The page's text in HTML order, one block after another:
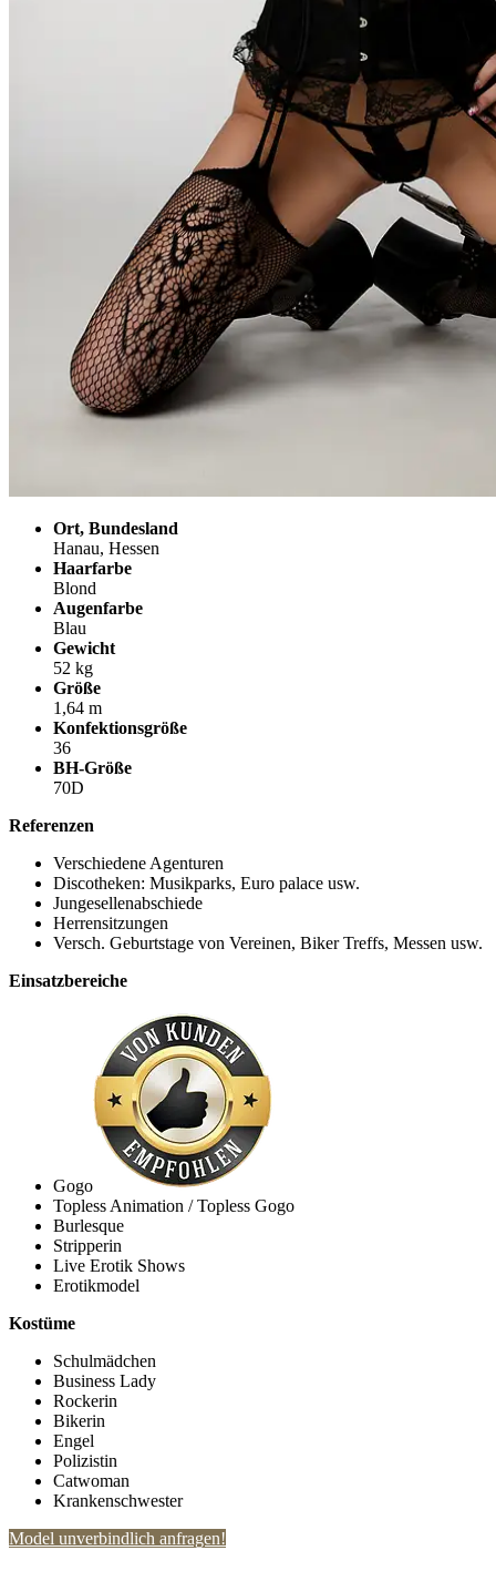
Ort, Bundesland
Hanau, Hessen
Haarfarbe
Blond
Augenfarbe
Blau
Gewicht
52 kg
Größe
1,64 m
Konfektionsgröße
36
BH-Größe
70D
Referenzen
Verschiedene Agenturen
Discotheken: Musikparks, Euro palace usw.
Jungesellenabschiede
Herrensitzungen
Versch. Geburtstage von Vereinen, Biker Treffs, Messen usw.
Einsatzbereiche
Gogo
Topless Animation / Topless Gogo
Burlesque
Stripperin
Live Erotik Shows
Erotikmodel
Kostüme
Schulmädchen
Business Lady
Rockerin
Bikerin
Engel
Polizistin
Catwoman
Krankenschwester
Model unverbindlich anfragen!